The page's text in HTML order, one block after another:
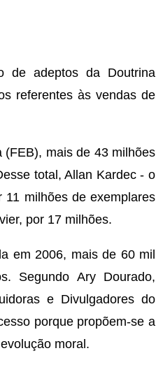
de adeptos da Doutrina
referentes às vendas de
mais de 43 milhões
total, Allan Kardec - o
milhões de exemplares
por 17 milhões.
em 2006, mais de 60 mil
Segundo Ary Dourado,
e Divulgadores do
porque propõem-se a
moral.